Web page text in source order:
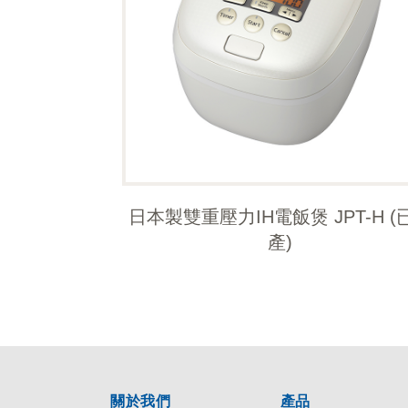
日本製雙重壓力IH電飯煲 JPT-H (
產)
關於我們 產品